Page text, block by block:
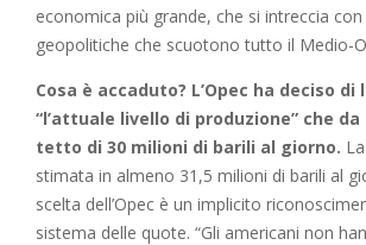
economica più grande, che si intreccia
geopolitiche che scuotono tutto il Medio-
Cosa è accaduto? L’Opec ha deciso
“l’attuale livello di produzione” che
tetto di 30 milioni di barili al giorno.
stimata in almeno 31,5 milioni di barili al
scelta dell’Opec è un implicito
sistema delle quote. “Gli americani non